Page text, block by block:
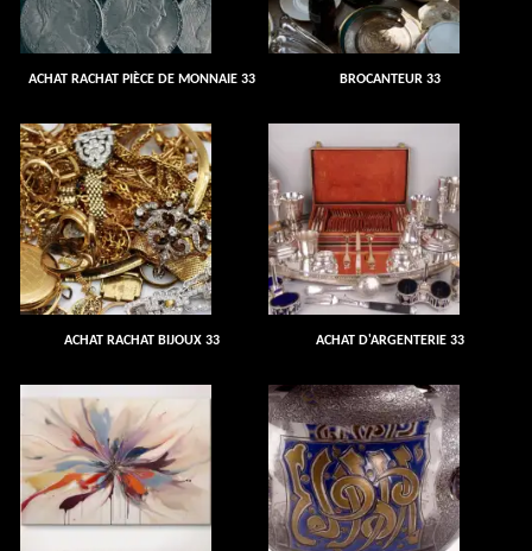
ACHAT RACHAT PIÈCE DE MONNAIE 33 BROCANTEUR 33
ACHAT RACHAT BIJOUX 33 ACHAT D'ARGENTERIE 33